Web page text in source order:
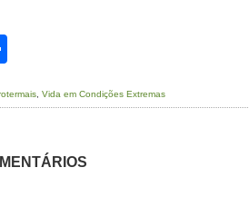
Vida em Condições Extremas